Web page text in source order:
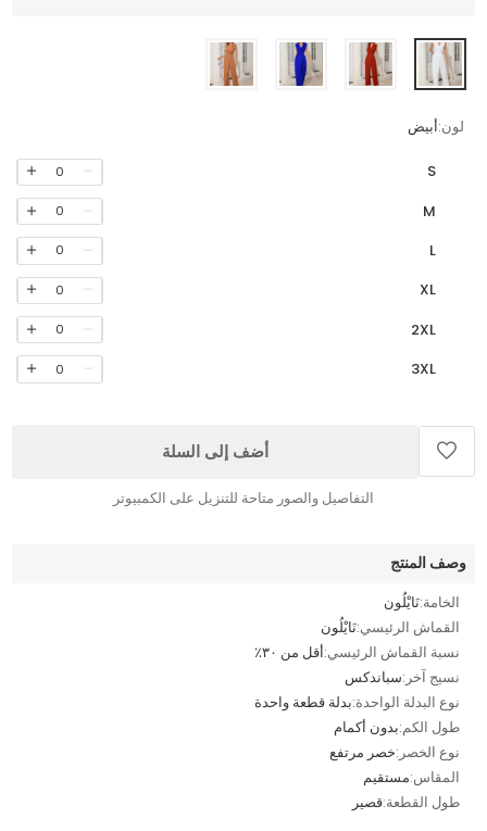
لون:أبيض
S
0
M
0
L
0
XL
0
2XL
0
3XL
0
أضف إلى السلة
التفاصيل والصور متاحة للتنزيل على الكمبيوتر
وصف المنتج
الخامة:نَايْلُون
القماش الرئيسي:نَايْلُون
نسبة القماش الرئيسي:أقل من ٣٠٪
نسيج آخر:سباندكس
نوع البدلة الواحدة:بدلة قطعة واحدة
طول الكم:بدون أكمام
نوع الخصر:خصر مرتفع
المقاس:مستقيم
طول القطعة:قصير